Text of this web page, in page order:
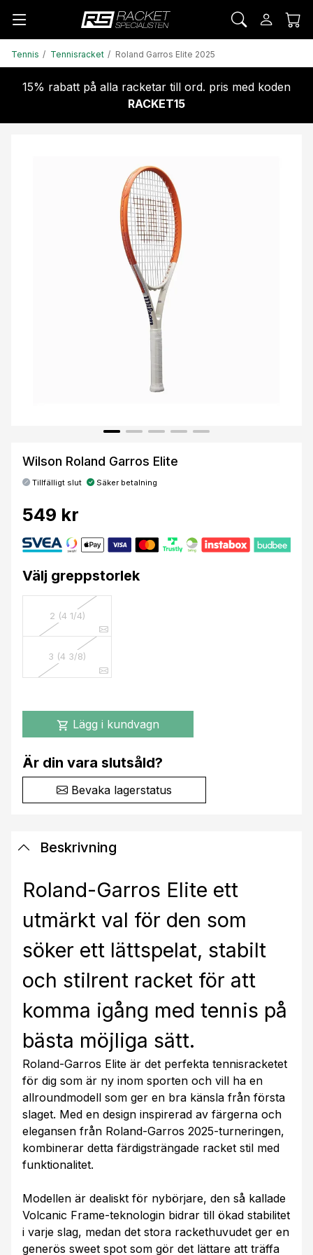
Tennis Tennisracket Roland Garros Elite 2025
15% rabatt på alla racketar till ord. pris med koden
RACKET15
Wilson Roland Garros Elite
Tillfälligt slut Säker betalning
549 kr
Välj greppstorlek
2 (4 1/4)
3 (4 3/8)
shopping_cart Lägg i kundvagn
Är din vara slutsåld?
Bevaka lagerstatus
Beskrivning
Roland-Garros Elite ett
utmärkt val för den som
söker ett lättspelat, stabilt
och stilrent racket för att
komma igång med tennis på
bästa möjliga sätt.
Roland-Garros Elite är det perfekta tennisracketet
för dig som är ny inom sporten och vill ha en
allroundmodell som ger en bra känsla från första
slaget. Med en design inspirerad av färgerna och
elegansen från Roland-Garros 2025-turneringen,
kombinerar detta färdigsträngade racket stil med
funktionalitet.
Modellen är dealiskt för nybörjare, den så kallade
Volcanic Frame-teknologin bidrar till ökad stabilitet
i varje slag, medan det stora racket­huvudet ger en
generös sweet spot som gör det lättare att träffa